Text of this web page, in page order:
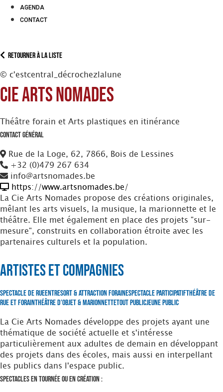
AGENDA
CONTACT
Retourner à la liste
© c'estcentral_décrochezlalune
Cie Arts Nomades
Théâtre forain et Arts plastiques en itinérance
Contact Général
Rue de la Loge, 62, 7866, Bois de Lessines
+32 (0)479 267 634
info@artsnomades.be
https://www.artsnomades.be/
La Cie Arts Nomades propose des créations originales,
mêlant les arts visuels, la musique, la marionnette et le
théâtre. Elle met également en place des projets "sur-
mesure", construits en collaboration étroite avec les
partenaires culturels et la population.
Artistes et Compagnies
Spectacle de RueEntresort & Attraction foraineSpectacle ParticipatifThéâtre de
Rue et ForainThéâtre d’Objet & MarionnetteTout PublicJeune Public
La Cie Arts Nomades développe des projets ayant une
thématique de société actuelle et s'intéresse
particulièrement aux adultes de demain en développant
des projets dans des écoles, mais aussi en interpellant
les publics dans l'espace public.
Spectacles en tournée ou en création :